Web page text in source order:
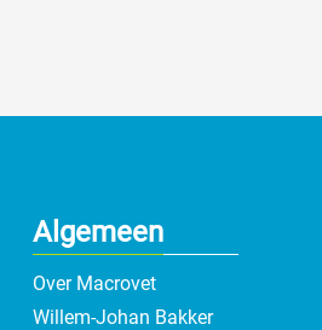
Algemeen
Over Macrovet
Willem-Johan Bakker